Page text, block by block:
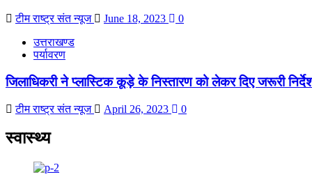
टीम राष्ट्र संत न्यूज June 18, 2023
0
उत्तराखण्ड
पर्यावरण
जिलाधिकरी ने प्लास्टिक कूड़े के निस्तारण को लेकर दिए जरूरी
टीम राष्ट्र संत न्यूज April 26, 2023 0
स्वास्थ्य